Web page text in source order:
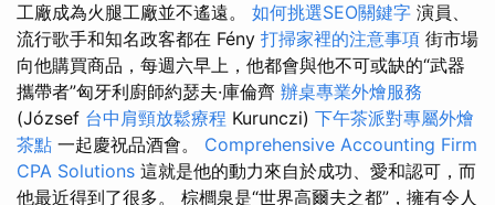
工廠成為火腿工廠並不遙遠。 如何挑選SEO關鍵字 演員、
流行歌手和知名政客都在 Fény 打掃家裡的注意事項 街市場
向他購買商品，每週六早上，他都會與他不可或缺的“武器
攜帶者”匈牙利廚師約瑟夫·庫倫齊 辦桌專業外燴服務
(József 台中肩頸放鬆療程 Kurunczi) 下午茶派對專屬外燴
茶點 一起慶祝品酒會。 Comprehensive Accounting Firm
CPA Solutions 這就是他的動力來自於成功、愛和認可，而
他最近得到了很多。 棕櫚泉是“世界高爾夫之都”，擁有令人